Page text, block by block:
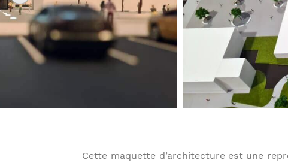
Cette maquette d’architecture est une